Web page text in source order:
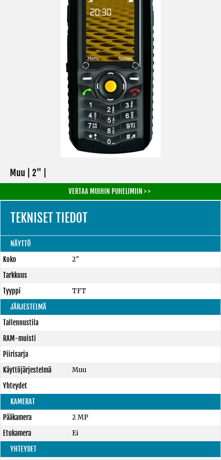
Muu | 2" |
VERTAA MUIHIN PUHELIMIIN > >
TEKNISET TIEDOT
NÄYTTÖ
Koko
2"
Tarkkuus
Tyyppi
TFT
JÄRJESTELMÄ
Tallennustila
RAM-muisti
Piirisarja
Käyttöjärjestelmä
Muu
Yhteydet
KAMERAT
Pääkamera
2 MP
Etukamera
Ei
YHTEYDET